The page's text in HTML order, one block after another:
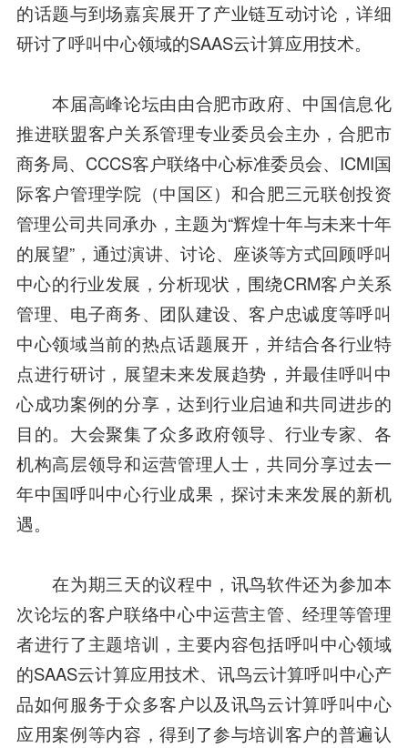
的话题与到场嘉宾展开了产业链互动讨论，详细
研讨了呼叫中心领域的SAAS云计算应用技术。
本届高峰论坛由由合肥市政府、中国信息化
推进联盟客户关系管理专业委员会主办，合肥市
商务局、CCCS客户联络中心标准委员会、ICMI国
际客户管理学院（中国区）和合肥三元联创投资
管理公司共同承办，主题为“辉煌十年与未来十年
的展望”，通过演讲、讨论、座谈等方式回顾呼叫
中心的行业发展，分析现状，围绕CRM客户关系
管理、 电子商务、团队建设、客户忠诚度等呼叫
中心领域当前的热点话题展开，并结合各行业特
点进行研讨，展望未来发展趋势，并最佳呼叫中
心成功案例的分享，达到行业启迪和共同进步的
目的。大会聚集了众多政府领导、行业专家、各
机构高层领导和运营管理人士，共同分享过去一
年中国呼叫中心行业成果，探讨未来发展的新机
遇。
在为期三天的议程中，讯鸟软件还为参加本
次论坛的客户联络中心中运营主管、经理等管理
者进行了主题培训，主要内容包括呼叫中心领域
的SAAS云计算应用技术、讯鸟云计算呼叫中心产
品如何服务于众多客户以及讯鸟云计算呼叫中心
应用案例等内容，得到了参与培训客户的普遍认